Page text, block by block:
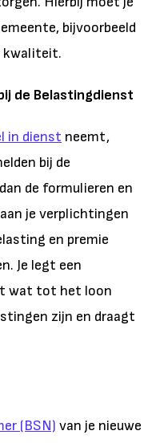
bijvoorbeeld
kwaliteit.
de Belastingdienst
in dienst neemt,
bij de
de formulieren en
je verplichtingen
en premie
Je legt een
wat tot het loon
zijn en draagt
(BSN) van je nieuwe